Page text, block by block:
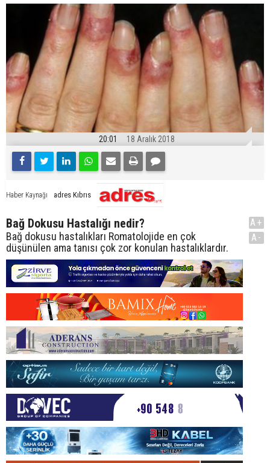
20:01 18 Aralık 2018
Haber Kaynağı adres Kıbrıs
Bağ Dokusu Hastalığı nedir?
Bağ dokusu hastalıkları Romatolojide en çok
düşünülen ama tanısı çok zor konulan hastalıklardır.
A+
A-